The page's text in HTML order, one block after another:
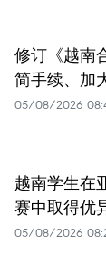
修订《越南
简手续、加
05/08/2026
越南学生在
赛中取得优
05/08/2026